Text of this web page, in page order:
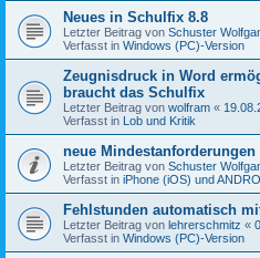
Neues in Schulfix 8.8
Letzter Beitrag von Schuster
Verfasst in Windows (PC)-Version
Zeugnisdruck in Word
braucht das Schulfix
Letzter Beitrag von wolfram «
Verfasst in Lob und Kritik
neue Mindestanforderungen
Letzter Beitrag von Schuster
Verfasst in iPhone (iOS) und
Fehlstunden automatisch
Letzter Beitrag von lehrerschmitz «
Verfasst in Windows (PC)-Version